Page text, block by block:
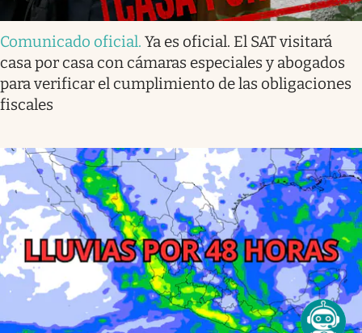
Comunicado oficial. Ya es oficial. El SAT visitará
casa por casa con cámaras especiales y abogados
para verificar el cumplimiento de las obligaciones
fiscales